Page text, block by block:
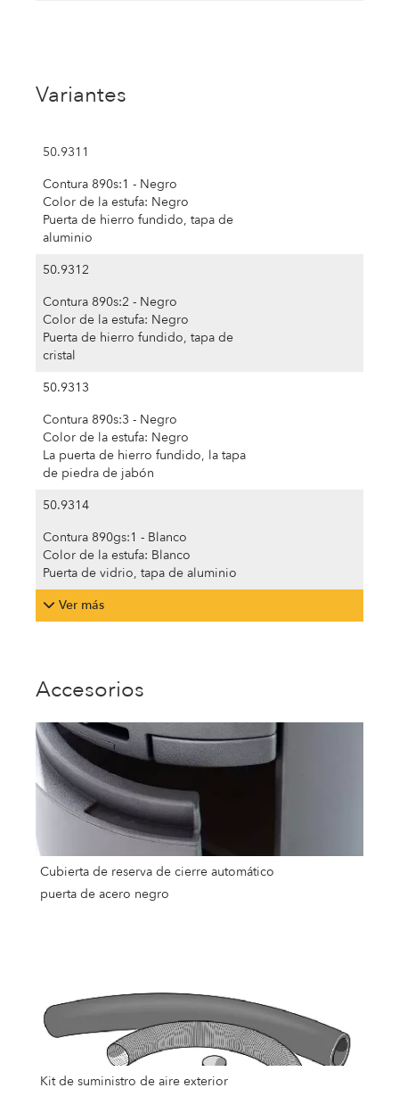
Variantes
50.9311
Contura 890s:1 - Negro
Color de la estufa: Negro
Puerta de hierro fundido, tapa de
aluminio
50.9312
Contura 890s:2 - Negro
Color de la estufa: Negro
Puerta de hierro fundido, tapa de
cristal
50.9313
Contura 890s:3 - Negro
Color de la estufa: Negro
La puerta de hierro fundido, la tapa
de piedra de jabón
50.9314
Contura 890gs:1 - Blanco
Color de la estufa: Blanco
Puerta de vidrio, tapa de aluminio
Ver más
Accesorios
Cubierta de reserva de cierre automático
puerta de acero negro
Kit de suministro de aire exterior